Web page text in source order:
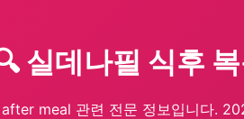
실데나필 식후
meal 관련 전문 정보입니다.